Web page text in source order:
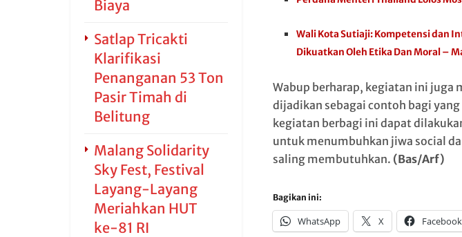
Wali Kota Sutiaji: Kompetensi dan
Dikuatkan Oleh Etika Dan Moral –
Wabup berharap, kegiatan ini juga
dijadikan sebagai contoh bagi
kegiatan berbagi ini dapat
untuk menumbuhkan jiwa social
saling membutuhkan. (Bas/Arf)
Bagikan ini:
WhatsApp X Facebook
Biaya
Satlap Tricakti
Klarifikasi
Penanganan 53 Ton
Pasir Timah di
Belitung
Malang Solidarity
Sky Fest, Festival
Layang-Layang
Meriahkan HUT
ke-81 RI